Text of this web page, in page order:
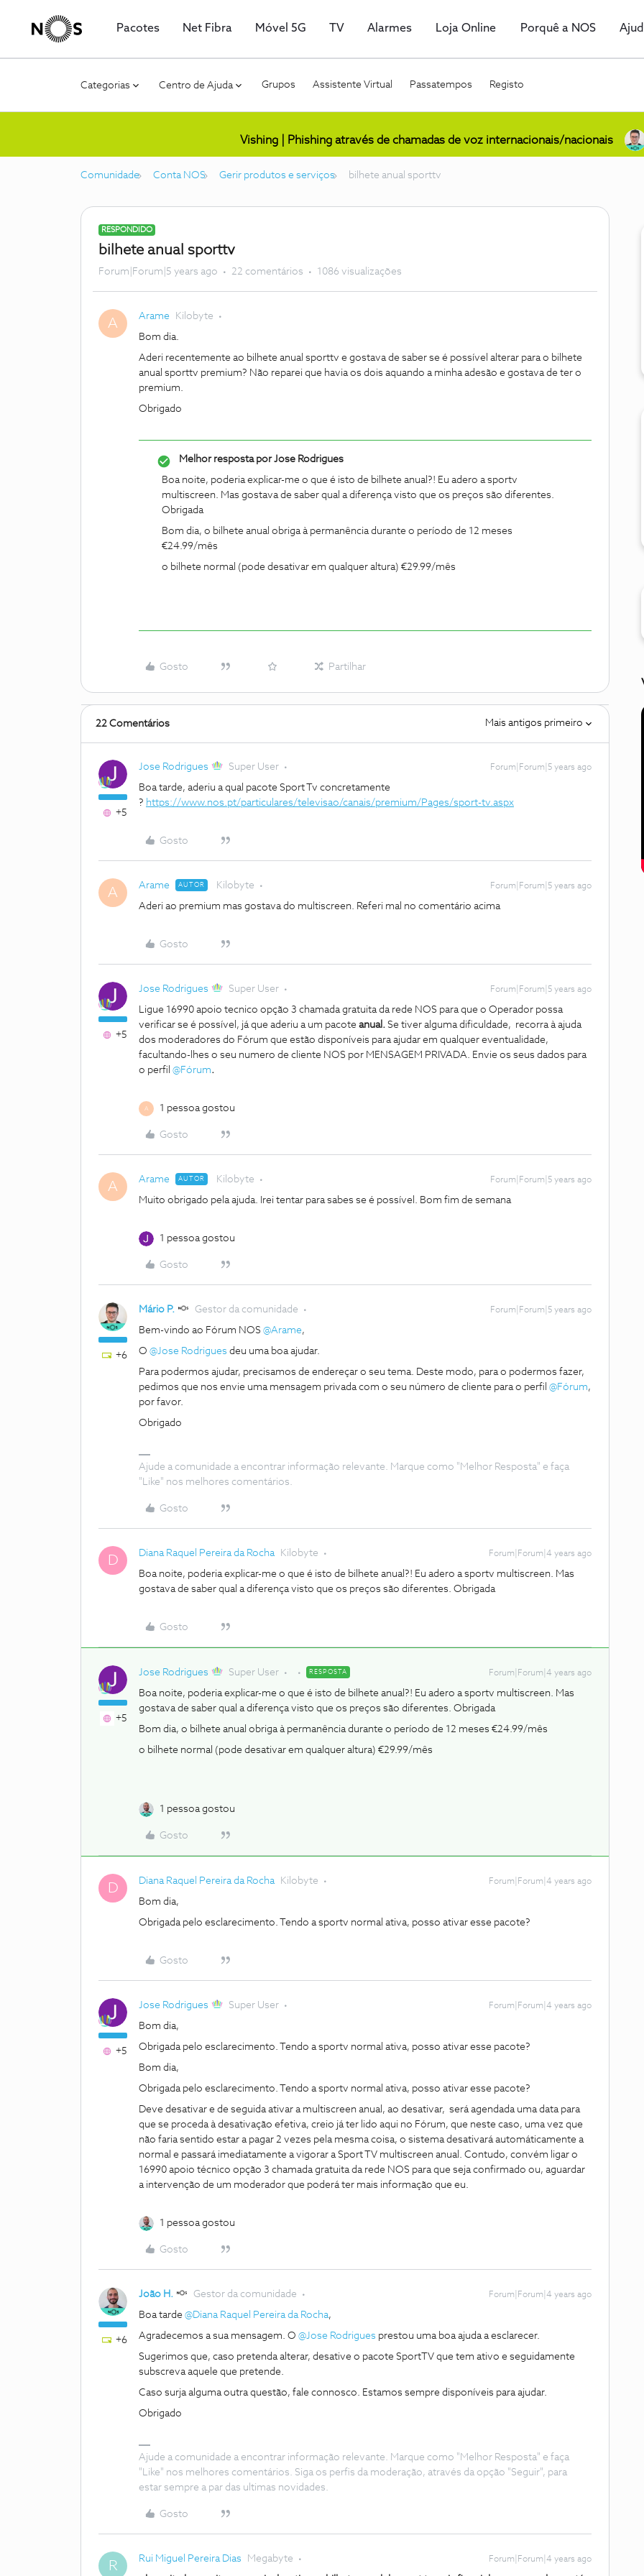
Pacotes Net Fibra Móvel 5G TV Alarmes Loja Online Porquê a NOS
Categorias Centro de Ajuda Grupos Assistente Virtual Passatempos Registo
Vishing | Phishing através de chamadas de voz internacionais/nacionais
Comunidade Conta NOS Gerir produtos e serviços bilhete anual sporttv
RESPONDIDO
bilhete anual sporttv
Forum|Forum|5 years ago 22 comentários 1086 visualizações
A Arame Kilobyte
Bom dia.
Aderi recentemente ao bilhete anual sporttv e gostava de saber se é possível alterar para o bilhete
anual sporttv premium? Não reparei que havia os dois aquando a minha adesão e gostava de ter o
premium.
Obrigado
Melhor resposta porJose Rodrigues
Boa noite, poderia explicar-me o que é isto de bilhete anual?! Eu adero a sportv
multiscreen. Mas gostava de saber qual a diferença visto que os preços são diferentes.
Obrigada
Bom dia, o bilhete anual obriga à permanência durante o período de 12 meses
€24.99/mês
o bilhete normal (pode desativar em qualquer altura) €29.99/mês
Gosto Partilhar
22 Comentários Mais antigos primeiro
+5
Jose Rodrigues Super User Forum|Forum|5 years ago
Boa tarde, aderiu a qual pacote Sport Tv concretamente
? https://www.nos.pt/particulares/televisao/canais/premium/Pages/sport-tv.aspx
Gosto
A Arame AUTOR Kilobyte Forum|Forum|5 years ago
Aderi ao premium mas gostava do multiscreen. Referi mal no comentário acima
Gosto
+5
Jose Rodrigues Super User Forum|Forum|5 years ago
Ligue 16990 apoio tecnico opção 3 chamada gratuita da rede NOS para que o Operador possa
verificar se é possível, já que aderiu a um pacote anual. Se tiver alguma dificuldade, recorra à ajuda
dos moderadores do Fórum que estão disponíveis para ajudar em qualquer eventualidade,
facultando-lhes o seu numero de cliente NOS por MENSAGEM PRIVADA. Envie os seus dados para
o perfil @Fórum.
A 1 pessoa gostou
Gosto
A Arame AUTOR Kilobyte Forum|Forum|5 years ago
Muito obrigado pela ajuda. Irei tentar para sabes se é possível. Bom fim de semana
1 pessoa gostou
Gosto
+6
Mário P. Gestor da comunidade Forum|Forum|5 years ago
Bem-vindo ao Fórum NOS @Arame,
O @Jose Rodrigues deu uma boa ajudar.
Para podermos ajudar, precisamos de endereçar o seu tema. Deste modo, para o podermos fazer,
pedimos que nos envie uma mensagem privada com o seu número de cliente para o perfil @Fórum,
por favor.
Obrigado
Ajude a comunidade a encontrar informação relevante. Marque como "Melhor Resposta" e faça
"Like" nos melhores comentários.
Gosto
D Diana Raquel Pereira da Rocha Kilobyte Forum|Forum|4 years ago
Boa noite, poderia explicar-me o que é isto de bilhete anual?! Eu adero a sportv multiscreen. Mas
gostava de saber qual a diferença visto que os preços são diferentes. Obrigada
Gosto
+5
Jose Rodrigues Super User RESPOSTA Forum|Forum|4 years ago
Boa noite, poderia explicar-me o que é isto de bilhete anual?! Eu adero a sportv multiscreen. Mas
gostava de saber qual a diferença visto que os preços são diferentes. Obrigada
Bom dia, o bilhete anual obriga à permanência durante o período de 12 meses €24.99/mês
o bilhete normal (pode desativar em qualquer altura) €29.99/mês
1 pessoa gostou
Gosto
D Diana Raquel Pereira da Rocha Kilobyte Forum|Forum|4 years ago
Bom dia,
Obrigada pelo esclarecimento. Tendo a sportv normal ativa, posso ativar esse pacote?
Gosto
+5
Jose Rodrigues Super User Forum|Forum|4 years ago
Bom dia,
Obrigada pelo esclarecimento. Tendo a sportv normal ativa, posso ativar esse pacote?
Bom dia,
Obrigada pelo esclarecimento. Tendo a sportv normal ativa, posso ativar esse pacote?
Deve desativar e de seguida ativar a multiscreen anual, ao desativar, será agendada uma data para
que se proceda à desativação efetiva, creio já ter lido aqui no Fórum, que neste caso, uma vez que
não faria sentido estar a pagar 2 vezes pela mesma coisa, o sistema desativará automáticamente a
normal e passará imediatamente a vigorar a Sport TV multiscreen anual. Contudo, convém ligar o
16990 apoio técnico opção 3 chamada gratuita da rede NOS para que seja confirmado ou, aguardar
a intervenção de um moderador que poderá ter mais informação que eu.
1 pessoa gostou
Gosto
+6
João H. Gestor da comunidade Forum|Forum|4 years ago
Boa tarde @Diana Raquel Pereira da Rocha,
Agradecemos a sua mensagem. O @Jose Rodrigues prestou uma boa ajuda a esclarecer.
Sugerimos que, caso pretenda alterar, desative o pacote SportTV que tem ativo e seguidamente
subscreva aquele que pretende.
Caso surja alguma outra questão, fale connosco. Estamos sempre disponíveis para ajudar.
Obrigado
Ajude a comunidade a encontrar informação relevante. Marque como "Melhor Resposta" e faça
"Like" nos melhores comentários. Siga os perfis da moderação, através da opção "Seguir", para
estar sempre a par das ultimas novidades.
Gosto
R Rui Miguel Pereira Dias Megabyte Forum|Forum|4 years ago